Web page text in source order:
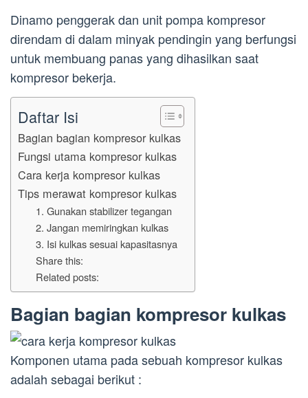
Dinamo penggerak dan unit pompa kompresor
direndam di dalam minyak pendingin yang berfungsi
untuk membuang panas yang dihasilkan saat
kompresor bekerja.
Daftar Isi
Bagian bagian kompresor kulkas
Fungsi utama kompresor kulkas
Cara kerja kompresor kulkas
Tips merawat kompresor kulkas
1. Gunakan stabilizer tegangan
2. Jangan memiringkan kulkas
3. Isi kulkas sesuai kapasitasnya
Share this:
Related posts:
Bagian bagian kompresor kulkas
Komponen utama pada sebuah kompresor kulkas
adalah sebagai berikut :